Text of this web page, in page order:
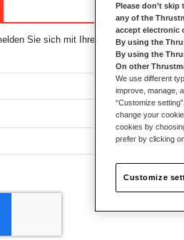
Sie sich mit Ihrer e-Mail-Adresse.
Please don’t skip
any of the
accept electronic
By using the
By using the
On other
We use different
improve, manage,
“Customize
change your
cookies by
prefer by clicking
Customize